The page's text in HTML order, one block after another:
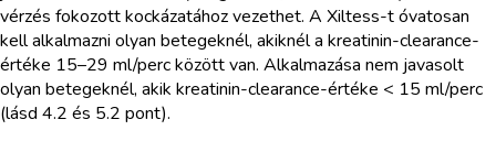
vérzés fokozott kockázatához vezethet. A Xiltess-t óvatosan
kell alkalmazni olyan betegeknél, akiknél a kreatinin-clearance-
értéke 15–29 ml/perc között van. Alkalmazása nem javasolt
olyan betegeknél, akik kreatinin-clearance-értéke < 15 ml/perc
(lásd 4.2 és 5.2 pont).